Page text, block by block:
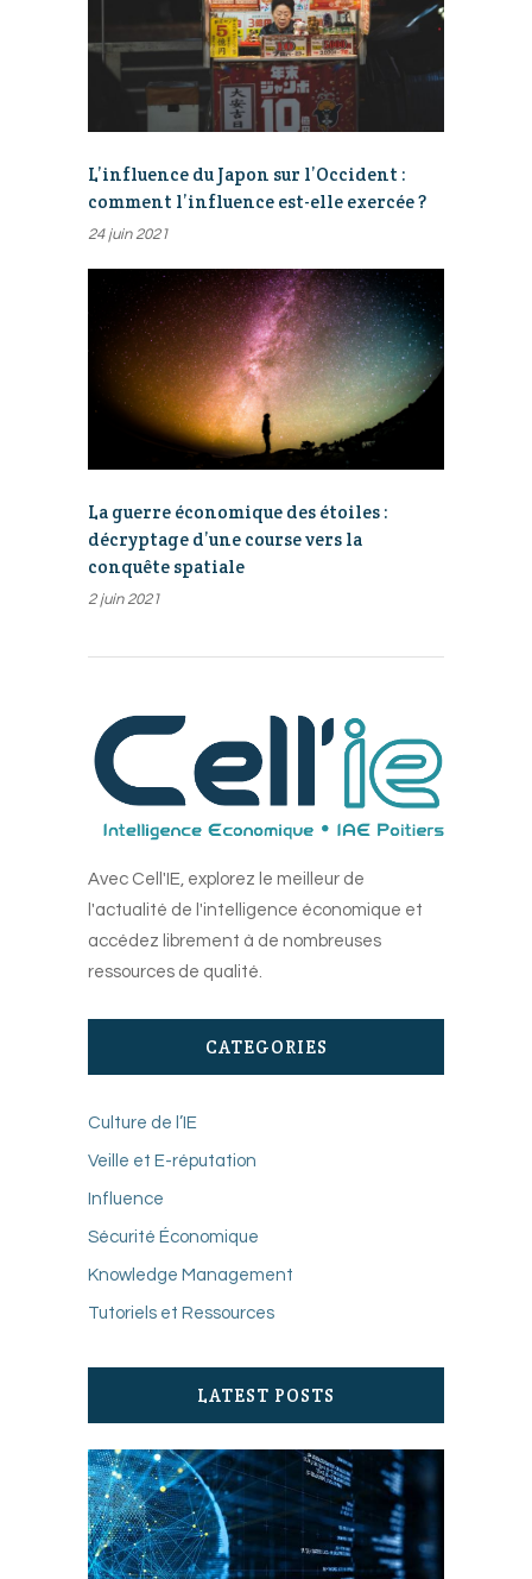
L’influence du Japon sur l’Occident :
comment l’influence est-elle exercée ?
24 juin 2021
La guerre économique des étoiles :
décryptage d’une course vers la
conquête spatiale
2 juin 2021
Avec Cell'IE, explorez le meilleur de
l'actualité de l'intelligence économique et
accédez librement à de nombreuses
ressources de qualité.
CATEGORIES
Culture de l’IE
Veille et E-réputation
Influence
Sécurité Économique
Knowledge Management
Tutoriels et Ressources
LATEST POSTS